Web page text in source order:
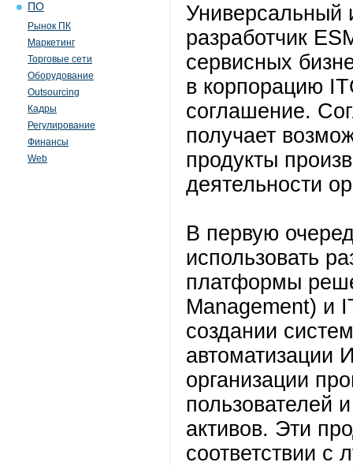
ПО
Рынок ПК
Маркетинг
Торговые сети
Оборудование
Outsourcing
Кадры
Регулирование
Финансы
Web
Универсальный
разработчик
сервисных
в корпорацию
соглашение.
получает
продукты
деятельности
В первую
использовать
платформы
Management) и
создании
автоматизации
организации
пользователей
активов. Эти
соответствии с